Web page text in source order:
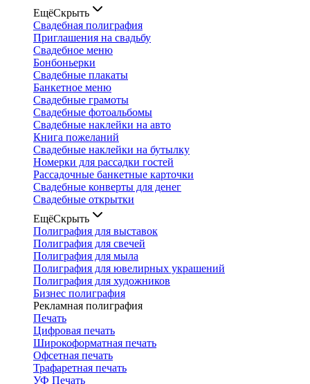
ЕщёСкрыть
Свадебная полиграфия
Приглашения на свадьбу
Свадебное меню
Бонбоньерки
Свадебные плакаты
Банкетное меню
Свадебные грамоты
Свадебные фотоальбомы
Свадебные наклейки на авто
Книга пожеланий
Свадебные наклейки на бутылку
Номерки для рассадки гостей
Рассадочные банкетные карточки
Свадебные конверты для денег
Свадебные открытки
ЕщёСкрыть
Полиграфия для выставок
Полиграфия для свечей
Полиграфия для мыла
Полиграфия для ювелирных украшений
Полиграфия для художников
Бизнес полиграфия
Рекламная полиграфия
Печать
Цифровая печать
Широкоформатная печать
Офсетная печать
Трафаретная печать
УФ Печать